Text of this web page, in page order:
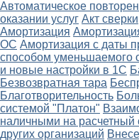
Автоматическое
оказании услуг Акт сверки
Амортизация
ОС Амортизация с даты
способом уменьшаемого
и новые настройки в 1С
Безвозвратная тара
Благотворительность
системой "Платон"
наличными на расчетный
других организаций